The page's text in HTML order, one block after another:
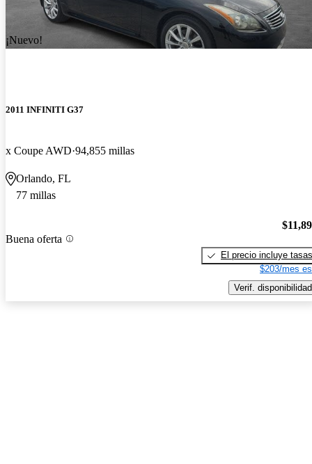
¡Nuevo!
2011 INFINITI G37
x Coupe AWD 94,855 millas
Orlando, FL
77 millas
Buena oferta
El precio incluye tasas
$203/mes
Verif. disponibilidad